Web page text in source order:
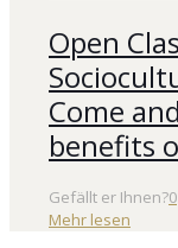
Open
Come
benefits
Gefällt er Ihnen?0
Mehr lesen